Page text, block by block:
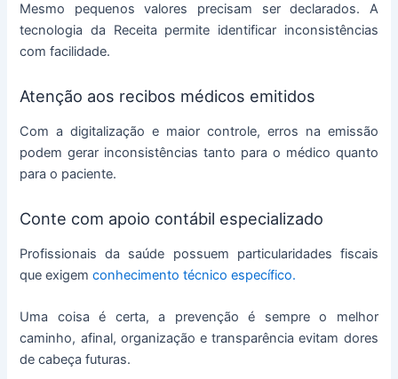
Mesmo pequenos valores precisam ser declarados. A
tecnologia da Receita permite identificar inconsistências
com facilidade.
Atenção aos recibos médicos emitidos
Com a digitalização e maior controle, erros na emissão
podem gerar inconsistências tanto para o médico quanto
para o paciente.
Conte com apoio contábil especializado
Profissionais da saúde possuem particularidades fiscais
que exigemconhecimento técnico específico.
Uma coisa é certa, a prevenção é sempre o melhor
caminho, afinal, organização e transparência evitam dores
de cabeça futuras.